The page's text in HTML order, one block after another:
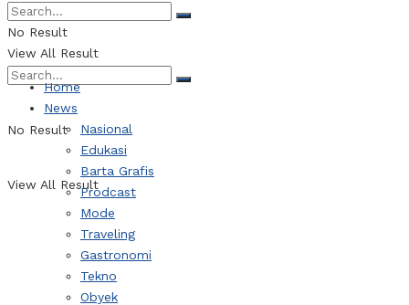
Indeks Berita
No Result
View All Result
No Result
View All Result
Home
News
Nasional
Edukasi
Barta Grafis
Prodcast
Mode
Traveling
Gastronomi
Tekno
Obyek